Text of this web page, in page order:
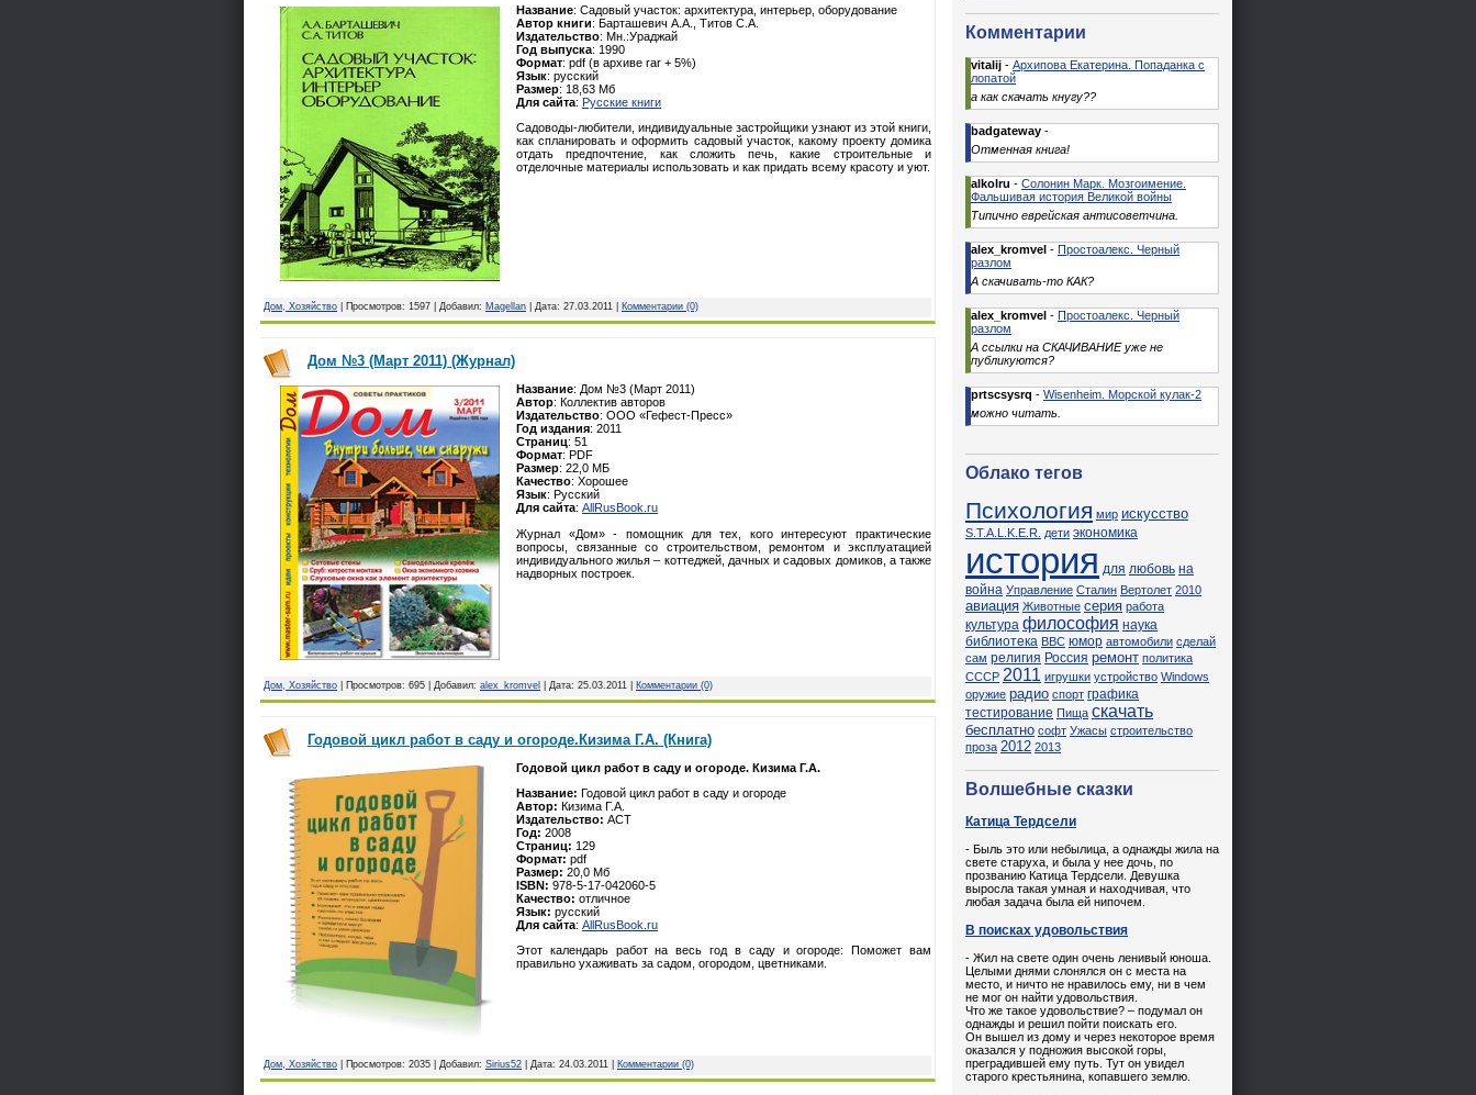
Название: Садовый участок: архитектура, интерьер, оборудование
Автор книги: Барташевич А.А., Титов С.А.
Издательство: Мн.:Ураджай
Год выпуска: 1990
Формат: pdf (в архиве rar + 5%)
Язык: русcкий
Размер: 18,63 Мб
Для сайта: Русские книги
Садоводы-любители, индивидуальные застройщики узнают из этой книги,
как спланировать и оформить садовый участок, какому проекту домика
отдать предпочтение, как сложить печь, какие строительные и
отделочные материалы использовать и как придать всему красоту и уют.
Дом, Хозяйство | Просмотров: 1597 | Добавил: Magellan | Дата: 27.03.2011 Комментарии (0)
Дом №3 (Март 2011) (Журнал)
Название: Дом №3 (Март 2011)
Автор: Коллектив авторов
Издательство: ООО «Гефест-Пресс»
Год издания: 2011
Страниц: 51
Формат: PDF
Размер: 22,0 МБ
Качество: Хорошее
Язык: Русский
Для сайта: AllRusBook.ru
Журнал «Дом» - помощник для тех, кого интересуют практические
вопросы, связанные со строительством, ремонтом и эксплуатацией
индивидуального жилья – коттеджей, дачных и садовых домиков, а также
надворных построек.
Дом, Хозяйство | Просмотров: 695 | Добавил: alex_kromvel | Дата: 25.03.2011 Комментарии (0)
Годовой цикл работ в саду и огороде.Кизима Г.А. (Книга)
Годовой цикл работ в саду и огороде. Кизима Г.А.
Название: Годовой цикл работ в саду и огороде
Автор: Кизима Г.А.
Издательство: АСТ
Год: 2008
Страниц: 129
Формат: pdf
Размер: 20,0 Мб
ISBN: 978-5-17-042060-5
Качество: отличное
Язык: русский
Для сайта: AllRusBook.ru
Этот календарь работ на весь год в саду и огороде: Поможет вам
правильно ухаживать за садом, огородом, цветниками.
Дом, Хозяйство | Просмотров: 2035 | Добавил: Sirius52 | Дата: 24.03.2011 Комментарии (0)
Комментарии
vitalij - Архипова Екатерина. Попаданка с
лопатой
а как скачать кнугу??
badgateway -
Отменная книга!
alkolru - Солонин Марк. Мозгоимение.
Фальшивая история Великой войны
Типично еврейская антисоветчина.
alex_kromvel - Простоалекс. Черный
разлом
А скачивать-то КАК?
alex_kromvel - Простоалекс. Черный
разлом
А ссылки на СКАЧИВАНИЕ уже не
публикуются?
prtscsysrq - Wisenheim. Морской кулак-2
можно читать.
Облако тегов
Психология мир искусство
S.T.A.L.K.E.R. дети экономика
история для любовь на
война Управление Сталин Вертолет 2010
авиация Животные серия работа
культура философия наука
библиотека ВВС юмор автомобили сделай
сам религия Россия ремонт политика
СССР 2011 игрушки устройство Windows
оружие радио спорт графика
тестирование Пища скачать
бесплатно софт Ужасы строительство
проза 2012 2013
Волшебные сказки
Катица Тердсели
- Быль это или небылица, а однажды жила на
свете старуха, и была у нее дочь, по
прозванию Катица Тердсели. Девушка
выросла такая умная и находчивая, что
любая задача была ей нипочем.
В поисках удовольствия
- Жил на свете один очень ленивый юноша.
Целыми днями слонялся он с места на
место, и ничто не нравилось ему, ни в чем
не мог он найти удовольствия.
Что же такое удовольствие? – подумал он
однажды и решил пойти поискать его.
Он вышел из дому и через некоторое время
оказался у подножия высокой горы,
преградившей ему путь. Тут он увидел
старого крестьянина, копавшего землю.